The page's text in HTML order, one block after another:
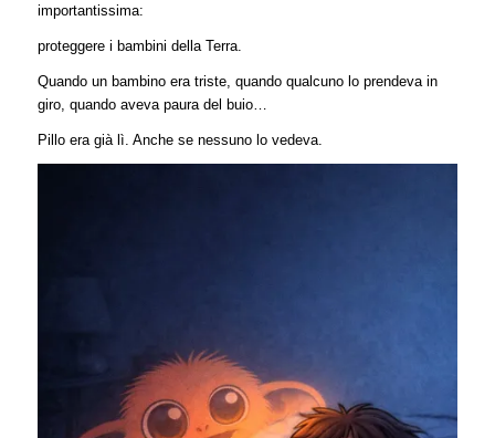
importantissima:
proteggere i bambini della Terra.
Quando un bambino era triste, quando qualcuno lo prendeva in
giro, quando aveva paura del buio…
Pillo era già lì. Anche se nessuno lo vedeva.